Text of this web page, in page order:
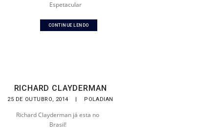
Espetacular
CONTINUE LENDO
RICHARD CLAYDERMAN
25 DE OUTUBRO, 2014 | POLADIAN
Richard Clayderman já esta no
Brasil!